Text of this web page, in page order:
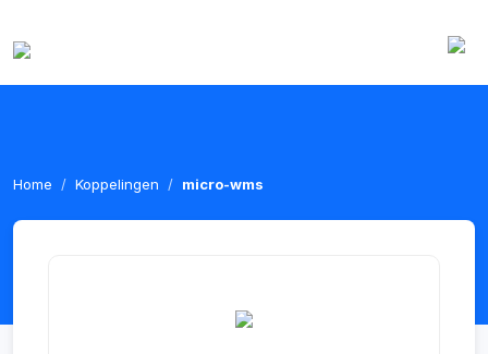
Home Koppelingen micro-wms